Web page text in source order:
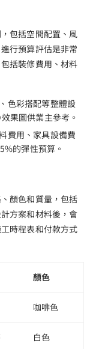
包括空間配置、風
行預算評估是非常
括裝修費用、材料
色彩搭配等整體設
果圖供業主參考。
費用、家具設備費
的彈性預算。
顏色和質量，包括
方案和材料後，會
時程表和付款方式
顏色
咖啡色
白色